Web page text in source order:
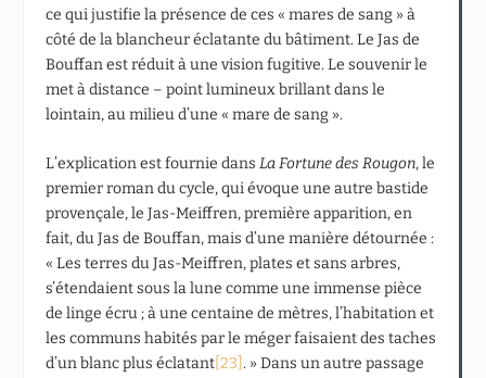
ce qui justifie la présence de ces « mares de sang » à
côté de la blancheur éclatante du bâtiment. Le Jas de
Bouffan est réduit à une vision fugitive. Le souvenir le
met à distance – point lumineux brillant dans le
lointain, au milieu d’une « mare de sang ».
L’explication est fournie dansLa Fortune des Rougon, le
premier roman du cycle, qui évoque une autre bastide
provençale, le Jas-Meiffren, première apparition, en
fait, du Jas de Bouffan, mais d’une manière détournée :
« Les terres du Jas-Meiffren, plates et sans arbres,
s’étendaient sous la lune comme une immense pièce
de linge écru ; à une centaine de mètres, l’habitation et
les communs habités par le méger faisaient des taches
d’un blanc plus éclatant [23]. » Dans un autre passage